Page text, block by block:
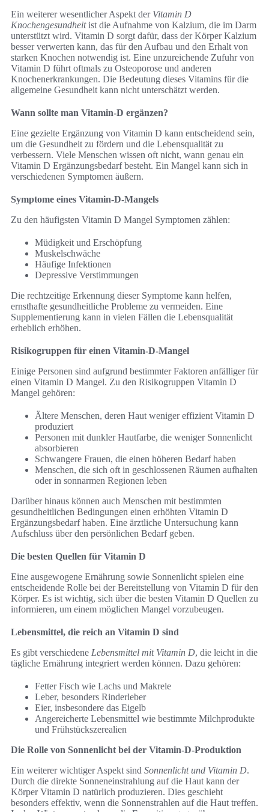
Ein weiterer wesentlicher Aspekt der Vitamin D
Knochengesundheitist die Aufnahme von Kalzium, die im Darm
unterstützt wird. Vitamin D sorgt dafür, dass der Körper Kalzium
besser verwerten kann, das für den Aufbau und den Erhalt von
starken Knochen notwendig ist. Eine unzureichende Zufuhr von
Vitamin D führt oftmals zu Osteoporose und anderen
Knochenerkrankungen. Die Bedeutung dieses Vitamins für die
allgemeine Gesundheit kann nicht unterschätzt werden.
Wann sollte man Vitamin-D ergänzen?
Eine gezielte Ergänzung von Vitamin D kann entscheidend sein,
um die Gesundheit zu fördern und die Lebensqualität zu
verbessern. Viele Menschen wissen oft nicht, wann genau ein
Vitamin D Ergänzungsbedarf besteht. Ein Mangel kann sich in
verschiedenen Symptomen äußern.
Symptome eines Vitamin-D-Mangels
Zu den häufigsten Vitamin D Mangel Symptomen zählen:
Müdigkeit und Erschöpfung
Muskelschwäche
Häufige Infektionen
Depressive Verstimmungen
Die rechtzeitige Erkennung dieser Symptome kann helfen,
ernsthafte gesundheitliche Probleme zu vermeiden. Eine
Supplementierung kann in vielen Fällen die Lebensqualität
erheblich erhöhen.
Risikogruppen für einen Vitamin-D-Mangel
Einige Personen sind aufgrund bestimmter Faktoren anfälliger für
einen Vitamin D Mangel. Zu den Risikogruppen Vitamin D
Mangel gehören:
Ältere Menschen, deren Haut weniger effizient Vitamin D
produziert
Personen mit dunkler Hautfarbe, die weniger Sonnenlicht
absorbieren
Schwangere Frauen, die einen höheren Bedarf haben
Menschen, die sich oft in geschlossenen Räumen aufhalten
oder in sonnarmen Regionen leben
Darüber hinaus können auch Menschen mit bestimmten
gesundheitlichen Bedingungen einen erhöhten Vitamin D
Ergänzungsbedarf haben. Eine ärztliche Untersuchung kann
Aufschluss über den persönlichen Bedarf geben.
Die besten Quellen für Vitamin D
Eine ausgewogene Ernährung sowie Sonnenlicht spielen eine
entscheidende Rolle bei der Bereitstellung von Vitamin D für den
Körper. Es ist wichtig, sich über die besten Vitamin D Quellen zu
informieren, um einem möglichen Mangel vorzubeugen.
Lebensmittel, die reich an Vitamin D sind
Es gibt verschiedene Lebensmittel mit Vitamin D, die leicht in die
tägliche Ernährung integriert werden können. Dazu gehören:
Fetter Fisch wie Lachs und Makrele
Leber, besonders Rinderleber
Eier, insbesondere das Eigelb
Angereicherte Lebensmittel wie bestimmte Milchprodukte
und Frühstückszerealien
Die Rolle von Sonnenlicht bei der Vitamin-D-Produktion
Ein weiterer wichtiger Aspekt sind Sonnenlicht und Vitamin D.
Durch die direkte Sonneneinstrahlung auf die Haut kann der
Körper Vitamin D natürlich produzieren. Dies geschieht
besonders effektiv, wenn die Sonnenstrahlen auf die Haut treffen.